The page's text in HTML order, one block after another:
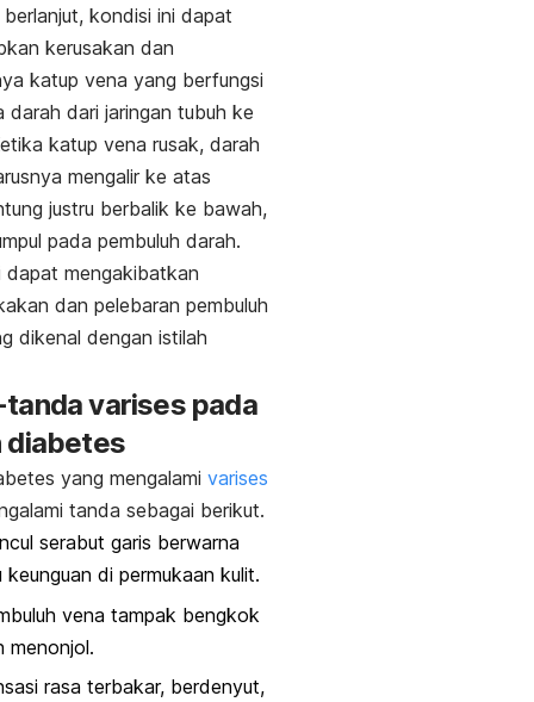
kondisi ini dapat
kerusakan dan
katup vena yang berfungsi
darah dari jaringan tubuh ke
katup vena rusak, darah
mengalir ke atas
justru berbalik ke bawah,
pada pembuluh darah.
dapat mengakibatkan
dan pelebaran pembuluh
dikenal dengan istilah
varises pada
diabetes
yang mengalami varises
tanda sebagai berikut.
serabut garis berwarna
keunguan di permukaan kulit.
vena tampak bengkok
menonjol.
rasa terbakar, berdenyut,